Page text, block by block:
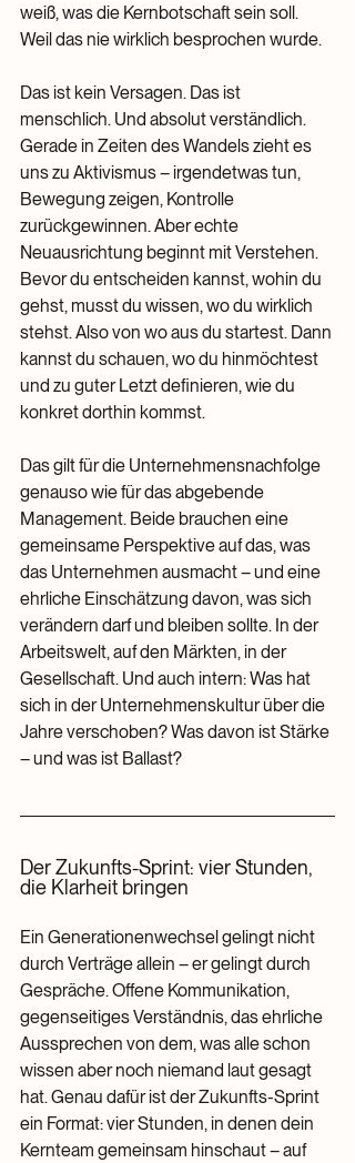
weiß, was die Kernbotschaft sein soll.
Weil das nie wirklich besprochen wurde.
Das ist kein Versagen. Das ist
menschlich. Und absolut verständlich.
Gerade in Zeiten des Wandels zieht es
uns zu Aktivismus – irgendetwas tun,
Bewegung zeigen, Kontrolle
zurückgewinnen. Aber echte
Neuausrichtung beginnt mit Verstehen.
Bevor du entscheiden kannst, wohin du
gehst, musst du wissen, wo du wirklich
stehst. Also von wo aus du startest. Dann
kannst du schauen, wo du hinmöchtest
und zu guter Letzt definieren, wie du
konkret dorthin kommst.
Das gilt für die Unternehmensnachfolge
genauso wie für das abgebende
Management. Beide brauchen eine
gemeinsame Perspektive auf das, was
das Unternehmen ausmacht – und eine
ehrliche Einschätzung davon, was sich
verändern darf und bleiben sollte. In der
Arbeitswelt, auf den Märkten, in der
Gesellschaft. Und auch intern: Was hat
sich in der Unternehmenskultur über die
Jahre verschoben? Was davon ist Stärke
– und was ist Ballast?
Der Zukunfts-Sprint: vier Stunden,
die Klarheit bringen
Ein Generationenwechsel gelingt nicht
durch Verträge allein – er gelingt durch
Gespräche. Offene Kommunikation,
gegenseitiges Verständnis, das ehrliche
Aussprechen von dem, was alle schon
wissen aber noch niemand laut gesagt
hat. Genau dafür ist der Zukunfts-Sprint
ein Format: vier Stunden, in denen dein
Kernteam gemeinsam hinschaut – auf